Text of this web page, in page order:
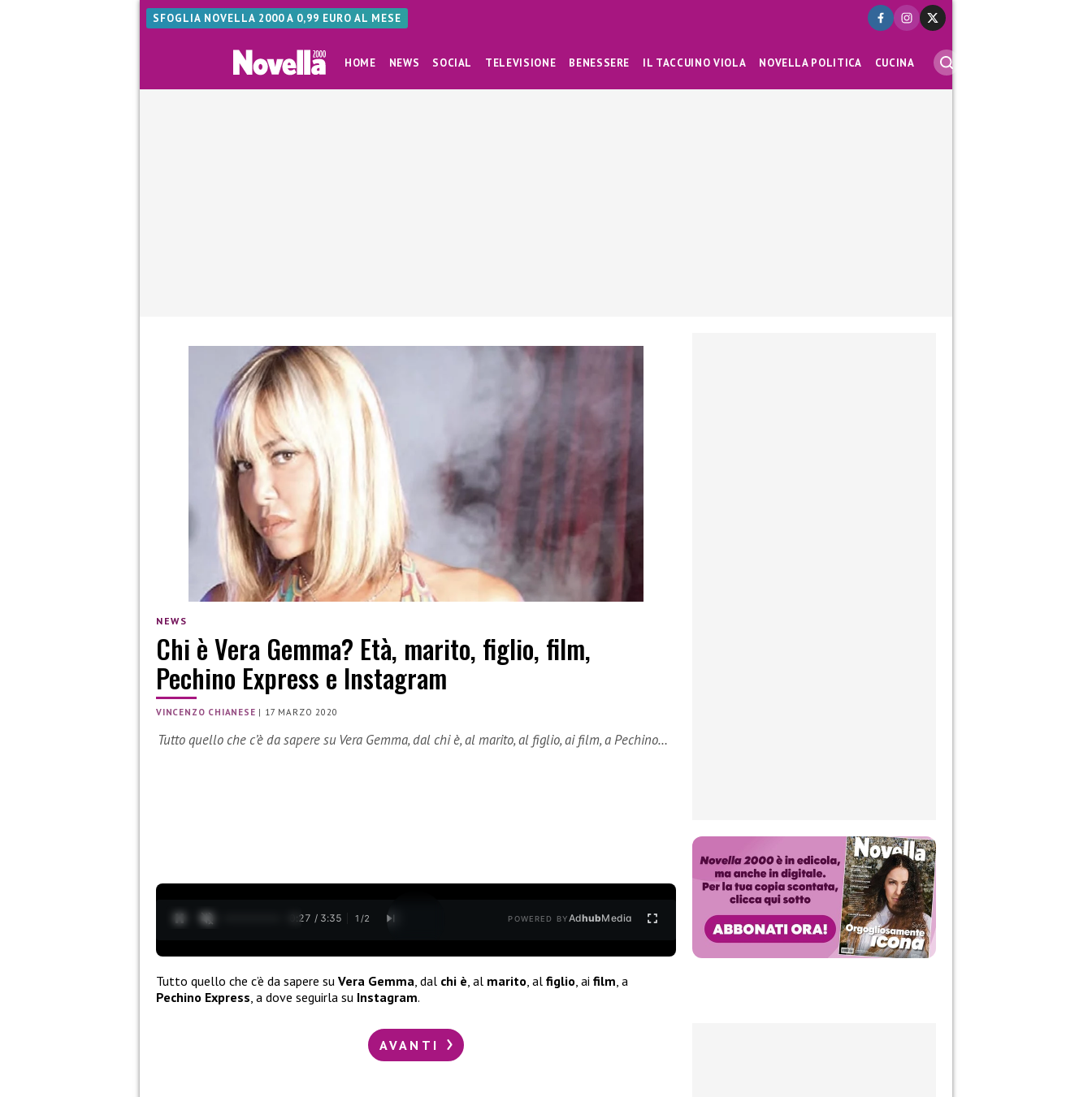
SFOGLIA NOVELLA 2000 A 0,99 EURO AL MESE
HOME NEWS SOCIAL TELEVISIONE BENESSERE IL TACCUINO VIOLA NOVELLA POLITICA CUCINA
NEWS
Chi è Vera Gemma? Età, marito, figlio, film,
Pechino Express e Instagram
VINCENZO CHIANESE | 17 MARZO 2020
Tutto quello che c’è da sapere su Vera Gemma, dal chi è, al marito, al figlio, ai film, a Pechino…
0:28 / 3:35 1 /2 POWERED BYAdhubMedia
Tutto quello che c’è da sapere su Vera Gemma , dal chi è , al marito , al figlio , ai film , a
Pechino Express , a dove seguirla su Instagram.
AVANTI